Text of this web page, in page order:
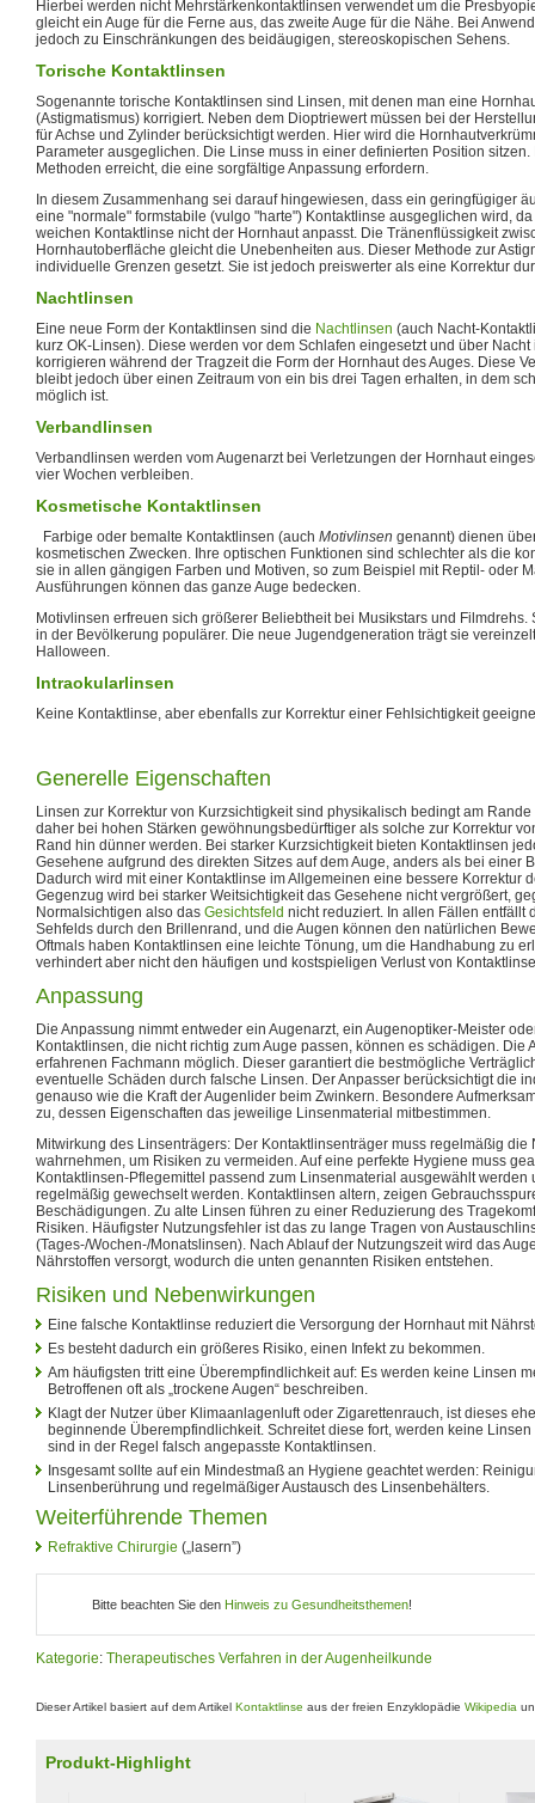
Hierbei werden nicht Mehrstärkenkontaktlinsen verwendet um die
gleicht ein Auge für die Ferne aus, das zweite Auge für die Nähe. Bei
jedoch zu Einschränkungen des beidäugigen, stereoskopischen Sehens.
Torische Kontaktlinsen
Sogenannte torische Kontaktlinsen sind Linsen, mit denen man eine
(Astigmatismus) korrigiert. Neben dem Dioptriewert müssen bei der
für Achse und Zylinder berücksichtigt werden. Hier wird die
Parameter ausgeglichen. Die Linse muss in einer definierten Position
Methoden erreicht, die eine sorgfältige Anpassung erfordern.
In diesem Zusammenhang sei darauf hingewiesen, dass ein geringfügiger
eine "normale" formstabile (vulgo "harte") Kontaktlinse ausgeglichen wird,
weichen Kontaktlinse nicht der Hornhaut anpasst. Die Tränenflüssigkeit
Hornhautoberfläche gleicht die Unebenheiten aus. Dieser Methode zur
individuelle Grenzen gesetzt. Sie ist jedoch preiswerter als eine Korrektur
Nachtlinsen
Eine neue Form der Kontaktlinsen sind die Nachtlinsen (auch Nacht-
kurz OK-Linsen). Diese werden vor dem Schlafen eingesetzt und über
korrigieren während der Tragzeit die Form der Hornhaut des Auges. Diese
bleibt jedoch über einen Zeitraum von ein bis drei Tagen erhalten, in dem
möglich ist.
Verbandlinsen
Verbandlinsen werden vom Augenarzt bei Verletzungen der Hornhaut
vier Wochen verbleiben.
Kosmetische Kontaktlinsen
Farbige oder bemalte Kontaktlinsen (auch Motivlinsen genannt) dienen
kosmetischen Zwecken. Ihre optischen Funktionen sind schlechter als die
sie in allen gängigen Farben und Motiven, so zum Beispiel mit Reptil- oder
Ausführungen können das ganze Auge bedecken.
Motivlinsen erfreuen sich größerer Beliebtheit bei Musikstars und
in der Bevölkerung populärer. Die neue Jugendgeneration trägt sie
Halloween.
Intraokularlinsen
Keine Kontaktlinse, aber ebenfalls zur Korrektur einer Fehlsichtigkeit
Generelle Eigenschaften
Linsen zur Korrektur von Kurzsichtigkeit sind physikalisch bedingt am
daher bei hohen Stärken gewöhnungsbedürftiger als solche zur Korrektur
Rand hin dünner werden. Bei starker Kurzsichtigkeit bieten Kontaktlinsen
Gesehene aufgrund des direkten Sitzes auf dem Auge, anders als bei einer
Dadurch wird mit einer Kontaktlinse im Allgemeinen eine bessere Korrektur
Gegenzug wird bei starker Weitsichtigkeit das Gesehene nicht vergrößert,
Normalsichtigen also das Gesichtsfeld nicht reduziert. In allen Fällen entfällt
Sehfelds durch den Brillenrand, und die Augen können den natürlichen
Oftmals haben Kontaktlinsen eine leichte Tönung, um die Handhabung zu
verhindert aber nicht den häufigen und kostspieligen Verlust von
Anpassung
Die Anpassung nimmt entweder ein Augenarzt, ein Augenoptiker-Meister
Kontaktlinsen, die nicht richtig zum Auge passen, können es schädigen. Die
erfahrenen Fachmann möglich. Dieser garantiert die bestmögliche
eventuelle Schäden durch falsche Linsen. Der Anpasser berücksichtigt die
genauso wie die Kraft der Augenlider beim Zwinkern. Besondere
zu, dessen Eigenschaften das jeweilige Linsenmaterial mitbestimmen.
Mitwirkung des Linsenträgers: Der Kontaktlinsenträger muss regelmäßig die
wahrnehmen, um Risiken zu vermeiden. Auf eine perfekte Hygiene muss
Kontaktlinsen-Pflegemittel passend zum Linsenmaterial ausgewählt werden
regelmäßig gewechselt werden. Kontaktlinsen altern, zeigen
Beschädigungen. Zu alte Linsen führen zu einer Reduzierung des
Risiken. Häufigster Nutzungsfehler ist das zu lange Tragen von
(Tages-/Wochen-/Monatslinsen). Nach Ablauf der Nutzungszeit wird das
Nährstoffen versorgt, wodurch die unten genannten Risiken entstehen.
Risiken und Nebenwirkungen
Eine falsche Kontaktlinse reduziert die Versorgung der Hornhaut mit
Es besteht dadurch ein größeres Risiko, einen Infekt zu bekommen.
Am häufigsten tritt eine Überempfindlichkeit auf: Es werden keine Linsen
Betroffenen oft als „trockene Augen“ beschreiben.
Klagt der Nutzer über Klimaanlagenluft oder Zigarettenrauch, ist dieses
beginnende Überempfindlichkeit. Schreitet diese fort, werden keine
sind in der Regel falsch angepasste Kontaktlinsen.
Insgesamt sollte auf ein Mindestmaß an Hygiene geachtet werden:
Linsenberührung und regelmäßiger Austausch des Linsenbehälters.
Weiterführende Themen
Refraktive Chirurgie („lasern”)
Bitte beachten Sie den Hinweis zu Gesundheitsthemen!
Kategorie: Therapeutisches Verfahren in der Augenheilkunde
Dieser Artikel basiert auf dem Artikel Kontaktlinse aus der freien Enzyklopädie Wikipedia
Produkt-Highlight